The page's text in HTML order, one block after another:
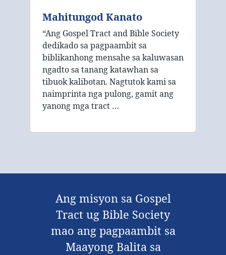
Mahitungod Kanato
“Ang Gospel Tract and Bible Society
dedikado sa pagpaambit sa
biblikanhong mensahe sa kaluwasan
ngadto sa tanang katawhan sa
tibuok kalibotan. Nagtutok kami sa
naimprinta nga pulong, gamit ang
yanong mga tract …
Ang misyon sa Gospel
Tract ug Bible Society
mao ang pagpaambit sa
Maayong Balita sa